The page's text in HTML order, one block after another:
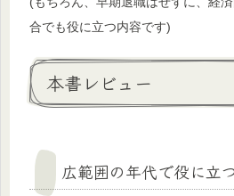
合でも役に立つ内容です)
本書レビュー
広範囲の年代で役に立